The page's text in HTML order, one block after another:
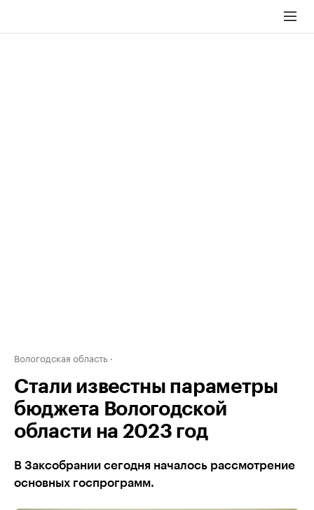
Вологодская область
Стали известны параметры
бюджета Вологодской
области на 2023 год
В Заксобрании сегодня началось рассмотрение
основных госпрограмм.